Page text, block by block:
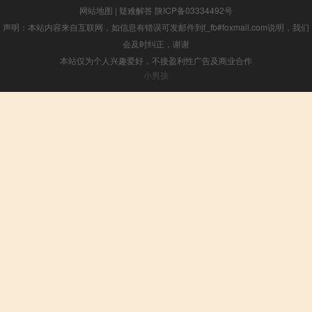
网站地图 | 疑难解答 陕ICP备03334492号
声明：本站内容来自互联网，如信息有错误可发邮件到f_fb#foxmail.com说明，我们
会及时纠正，谢谢
本站仅为个人兴趣爱好，不接盈利性广告及商业合作
小男孩